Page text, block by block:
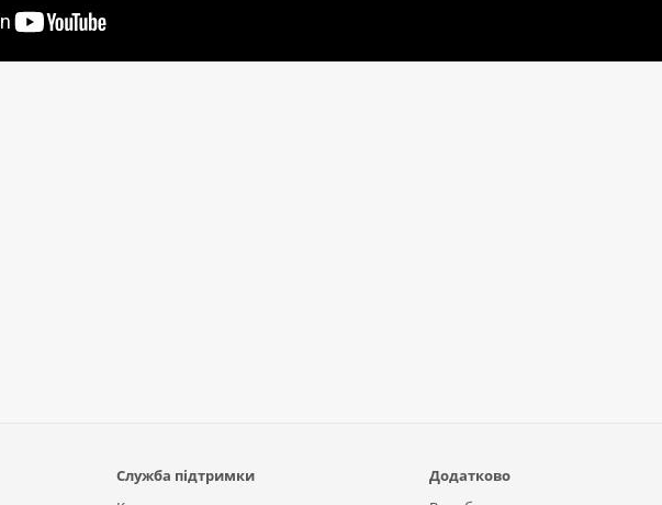
Служба підтримки
Додатково